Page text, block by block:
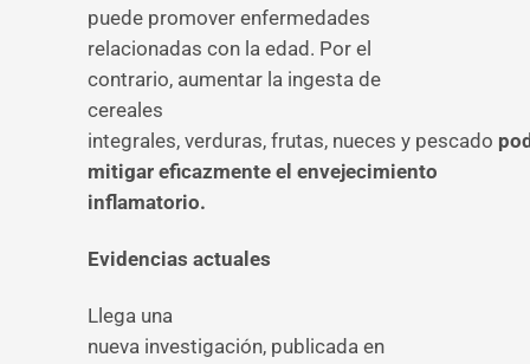
puede promover enfermedades
relacionadas con la edad. Por el
contrario, aumentar la ingesta de
cereales
integrales, verduras, frutas, nueces y pescado
mitigar eficazmente el envejecimiento
inflamatorio.
Evidencias actuales
Llega una
nueva investigación, publicada en